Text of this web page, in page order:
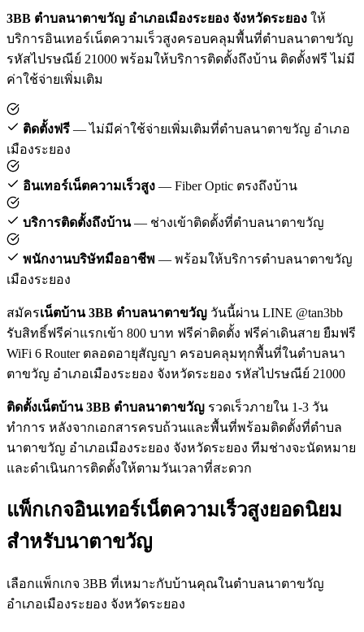
3BB ตำบลนาตาขวัญ อำเภอเมืองระยอง จังหวัดระยอง ให้
บริการอินเทอร์เน็ตความเร็วสูงครอบคลุมพื้นที่ตำบลนาตาขวัญ
รหัสไปรษณีย์ 21000 พร้อมให้บริการติดตั้งถึงบ้าน ติดตั้งฟรี ไม่มี
ค่าใช้จ่ายเพิ่มเติม
ติดตั้งฟรี — ไม่มีค่าใช้จ่ายเพิ่มเติมที่ตำบลนาตาขวัญ อำเภอ
เมืองระยอง
อินเทอร์เน็ตความเร็วสูง — Fiber Optic ตรงถึงบ้าน
บริการติดตั้งถึงบ้าน— ช่างเข้าติดตั้งที่ตำบลนาตาขวัญ
พนักงานบริษัทมืออาชีพ — พร้อมให้บริการตำบลนาตาขวัญ
เมืองระยอง
สมัครเน็ตบ้าน 3BB ตำบลนาตาขวัญ วันนี้ผ่าน LINE @tan3bb
รับสิทธิ์ฟรีค่าแรกเข้า 800 บาท ฟรีค่าติดตั้ง ฟรีค่าเดินสาย ยืมฟรี
WiFi 6 Router ตลอดอายุสัญญา ครอบคลุมทุกพื้นที่ในตำบลนา
ตาขวัญ อำเภอเมืองระยอง จังหวัดระยอง รหัสไปรษณีย์ 21000
ติดตั้งเน็ตบ้าน 3BB ตำบลนาตาขวัญ รวดเร็วภายใน 1-3 วัน
ทำการ หลังจากเอกสารครบถ้วนและพื้นที่พร้อมติดตั้งที่ตำบล
นาตาขวัญ อำเภอเมืองระยอง จังหวัดระยอง ทีมช่างจะนัดหมาย
และดำเนินการติดตั้งให้ตามวันเวลาที่สะดวก
แพ็กเกจอินเทอร์เน็ตความเร็วสูงยอดนิยม
สำหรับนาตาขวัญ
เลือกแพ็กเกจ 3BB ที่เหมาะกับบ้านคุณในตำบลนาตาขวัญ
อำเภอเมืองระยอง จังหวัดระยอง